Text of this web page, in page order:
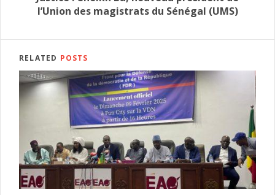
l’Union des magistrats du Sénégal (UMS)
RELATED POSTS